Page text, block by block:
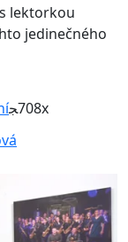
lektorkou
jedinečného
708x